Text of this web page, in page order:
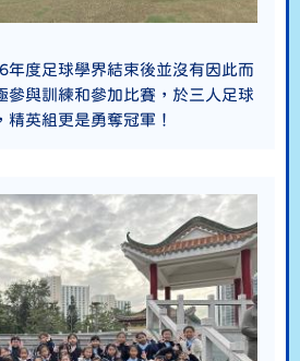
度足球學界結束後並沒有因此而
參與訓練和參加比賽，於三人足球
英組更是勇奪冠軍！